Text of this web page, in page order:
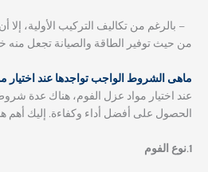
– بالرغم من تكاليف التركيب الأولية، إلا
من حيث توفير الطاقة والصيانة تجعل منه
ماهى الشروط الواجب تواجدها عند اختيار
عند اختيار مواد عزل الفوم، هناك عدة
الحصول على أفضل أداء وكفاءة. إليك أهم
1.نوع الفوم